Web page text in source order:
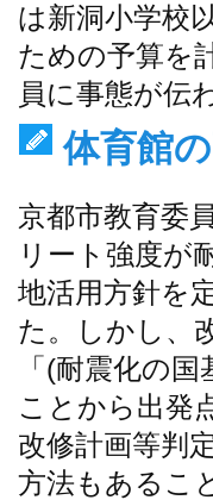
は新洞小学校
ための予算を
員に事態が伝
体育館
京都市教育委
リート強度が
地活用方針を
た。しかし、
「(耐震化の
ことから出発
改修計画等判
方法もあるこ